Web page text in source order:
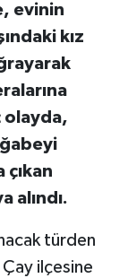
evinin
kız
olayda,
çıkan
alındı.
türden
ilçesine